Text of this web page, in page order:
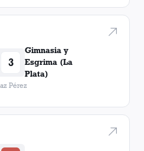
3
Gimnasia y
Esgrima (La
Plata)
Pérez